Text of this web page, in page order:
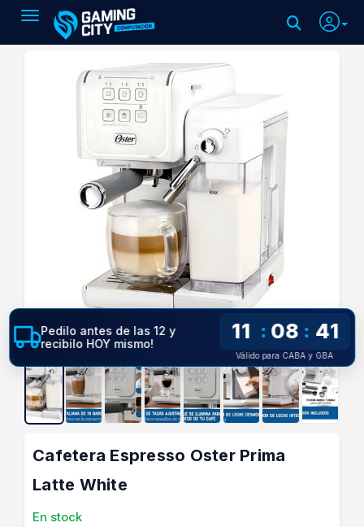
Toggle navigation
Cafetera Espresso Oster Prima
Latte White
En stock
Pedilo antes de las 12 y
recibilo HOY mismo!
11 : 08 : 41
Válido para CABA y GBA